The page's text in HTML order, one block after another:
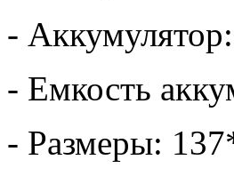
-
- Емкость
- Размеры: